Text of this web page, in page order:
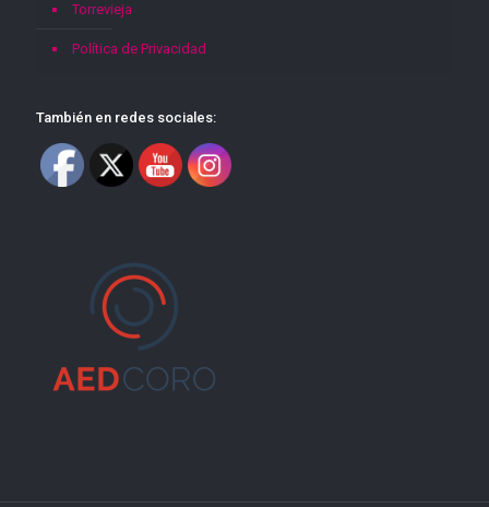
Torrevieja
Política de Privacidad
También en redes sociales: